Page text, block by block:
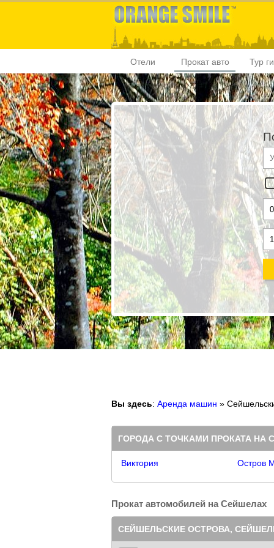
Отели Прокат авто Тур
Вы здесь: Аренда машин »
ГОРОДА С ТОЧКАМИ ПРОКАТА НА
Виктория Остров
Прокат автомобилей на Сейшелах
СЕЙШЕЛЬСКИЕ ОСТРОВА,